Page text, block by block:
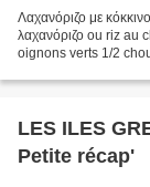
Λαχανόριζο με
λαχανόριζο ou riz au
oignons verts 1/2
LES ILES
Petite récap'